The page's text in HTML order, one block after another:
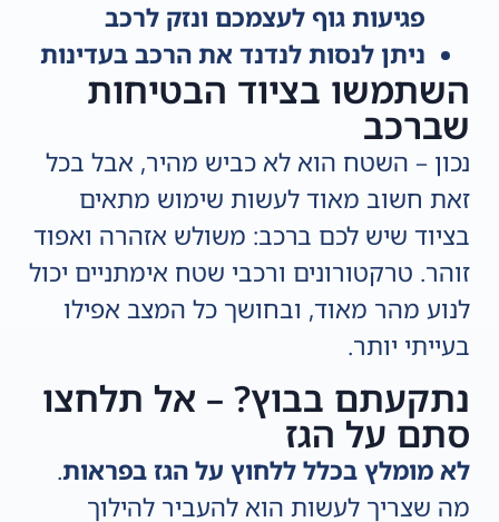
פגיעות גוף לעצמכם ונזק לרכב
ניתן לנסות לנדנד את הרכב בעדינות
השתמשו בציוד הבטיחות
שברכב
נכון – השטח הוא לא כביש מהיר, אבל בכל
זאת חשוב מאוד לעשות שימוש מתאים
בציוד שיש לכם ברכב: משולש אזהרה ואפוד
זוהר. טרקטורונים ורכבי שטח אימתניים יכול
לנוע מהר מאוד, ובחושך כל המצב אפילו
בעייתי יותר.
נתקעתם בבוץ? – אל תלחצו
סתם על הגז
לא מומלץ בכלל ללחוץ על הגז בפראות.
מה שצריך לעשות הוא להעביר להילוך